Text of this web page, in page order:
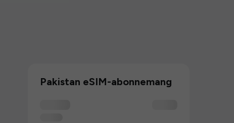
Pakistan eSIM-abonnemang